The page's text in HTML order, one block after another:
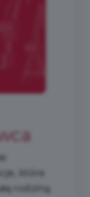
które
rodziną.